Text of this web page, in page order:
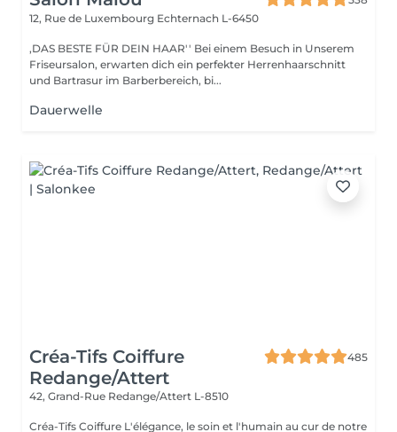
12, Rue de Luxembourg Echternach L-6450
,DAS BESTE FÜR DEIN HAAR'' Bei einem Besuch in Unserem
Friseursalon, erwarten dich ein perfekter Herrenhaarschnitt
und Bartrasur im Barberbereich, bi...
Dauerwelle
Créa-Tifs Coiffure
Redange/Attert
485
42, Grand-Rue Redange/Attert L-8510
Créa-Tifs Coiffure L'élégance, le soin et l'humain au cur de notre